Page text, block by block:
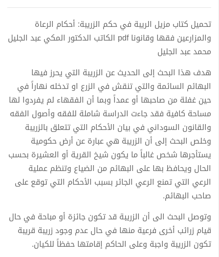
تحميل كتاب مزيل الريبة في حكم الزريبة: أحكام الرعاة
والمزارعين فقها وقانونا pdf الكاتب الدكتور المكي عبد الجليل
محمد عبد الجليل
هدف هذا البحث إلى الحديث عن الزريبة التي يحرز فيها
البهائم السائمة والتي تنقش في الزرع او تدخله نهاراً في
حين غفلة من صاحبها أو عمداً وبما أن الفقهاء لم يفردوا لها
مساحة كافية فقد جاءت الدراسة شاملة للفقه وأصول الفقه
والقانون السوداني في بيان الأحكام التي تتعلق بالزريبة
وخلص البحث إلى أن الزريبة هي عبارة عن أرض حكومية
يستأجرها شخص غالباً ما يكون شيخ القرية أو العشيرة بحسب
الحال ويحافظ بها على البهائم من الضياع وتنظم عملية
الرعي التي تمنع الرعي الجائر بسبب الأحكام التي توقع على
صاحب البهائم.
وتوصل البحث الى أن الزريبة قد تكون جائزة أو مباحة في حال
قيام زرائب أخرى فرعية منها في حال عدم وجود زريبة قريبة
تكون الزريبة واجبة وعلى الحاكم إقامتها حفظاً للكيان.